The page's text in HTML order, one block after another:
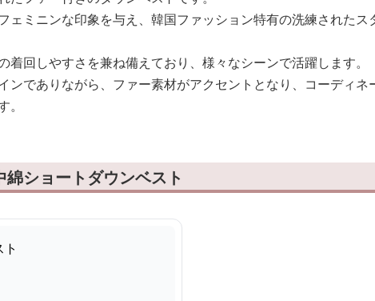
ェミニンな印象を与え、韓国ファッション特有の洗練されたス
着回しやすさを兼ね備えており、様々なシーンで活躍します。
ンでありながら、ファー素材がアクセントとなり、コーディネ
ショートダウンベスト